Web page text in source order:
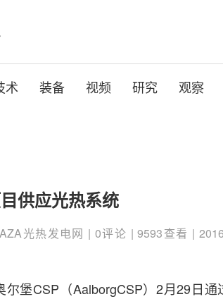
术 装备 视频 研究 观察
供应光热系统
光热发电网 | 0评论 | 9593查看 |
尔堡CSP（AalborgCSP）2月29日通